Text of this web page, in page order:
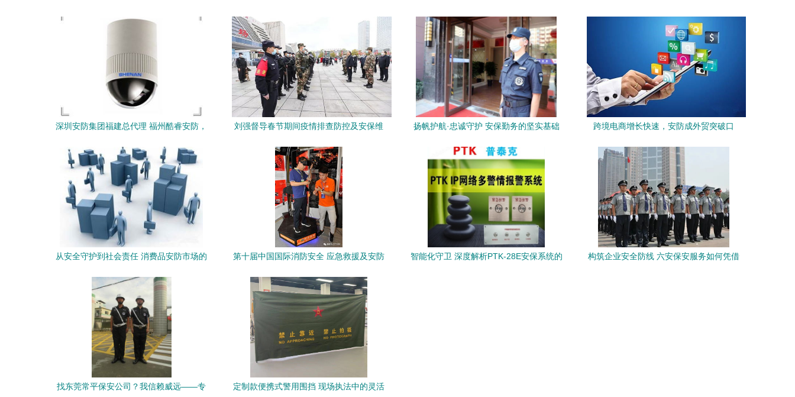
深圳安防集团福建总代理 福州酷睿安防，
刘强督导春节期间疫情排查防控及安保维
扬帆护航·忠诚守护 安保勤务的坚实基础
跨境电商增长快速，安防成外贸突破口
从安全守护到社会责任 消费品安防市场的
第十届中国国际消防安全 应急救援及安防
智能化守卫 深度解析PTK-28E安保系统的
构筑企业安全防线 六安保安服务如何凭借
找东莞常平保安公司？我信赖威远——专 定制款便携式警用围挡 现场执法中的灵活